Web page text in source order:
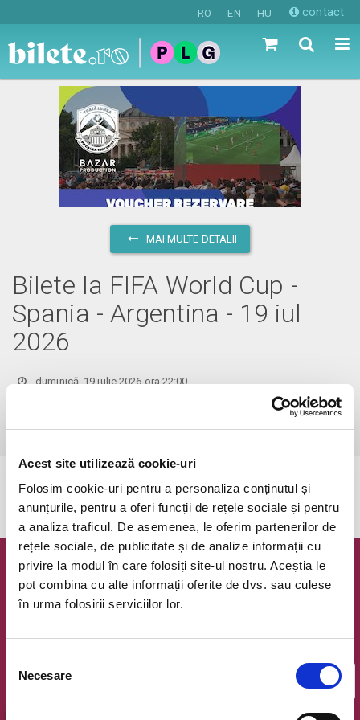
Acest site utilizează cookie-uri
Folosim cookie-uri pentru a personaliza conținutul și
anunțurile, pentru a oferi funcții de rețele sociale și pentru
a analiza traficul. De asemenea, le oferim partenerilor de
rețele sociale, de publicitate și de analize informații cu
privire la modul în care folosiți site-ul nostru. Aceștia le
pot combina cu alte informații oferite de dvs. sau culese
în urma folosirii serviciilor lor.
consimțământului
Necesare
RO EN HU contact
MAI MULTE DETALII
Bilete la FIFA World Cup -
Spania - Argentina - 19 iul
2026
duminică, 19 iulie 2026 ora 22:00
Rezervarea este valabila doar pentru meciul ales!
Evenimentul a expirat.
Newsletter @ Bilete.ro
Oferte exclusive si o editie saptamanala cu cele mai noi